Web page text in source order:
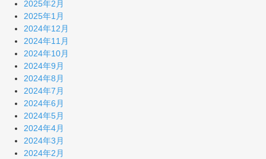
2025年2月
2025年1月
2024年12月
2024年11月
2024年10月
2024年9月
2024年8月
2024年7月
2024年6月
2024年5月
2024年4月
2024年3月
2024年2月